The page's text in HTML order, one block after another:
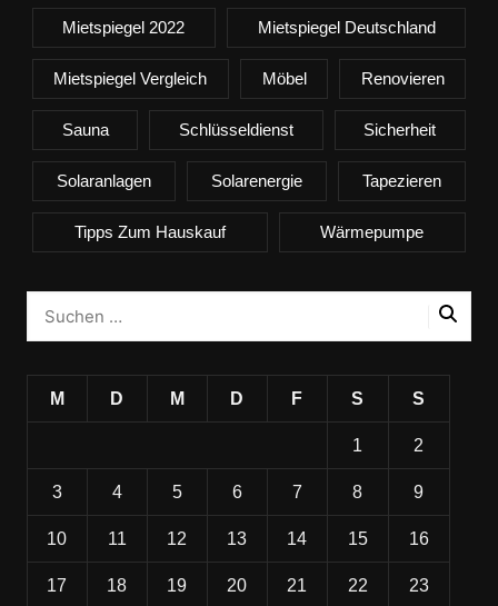
Mietspiegel 2022 Mietspiegel Deutschland
Mietspiegel Vergleich Möbel Renovieren
Sauna Schlüsseldienst Sicherheit
Solaranlagen Solarenergie Tapezieren
Tipps Zum Hauskauf Wärmepumpe
M D M D F S S
1 2
3 4 5 6 7 8 9
10 11 12 13 14 15 16
17 18 19 20 21 22 23